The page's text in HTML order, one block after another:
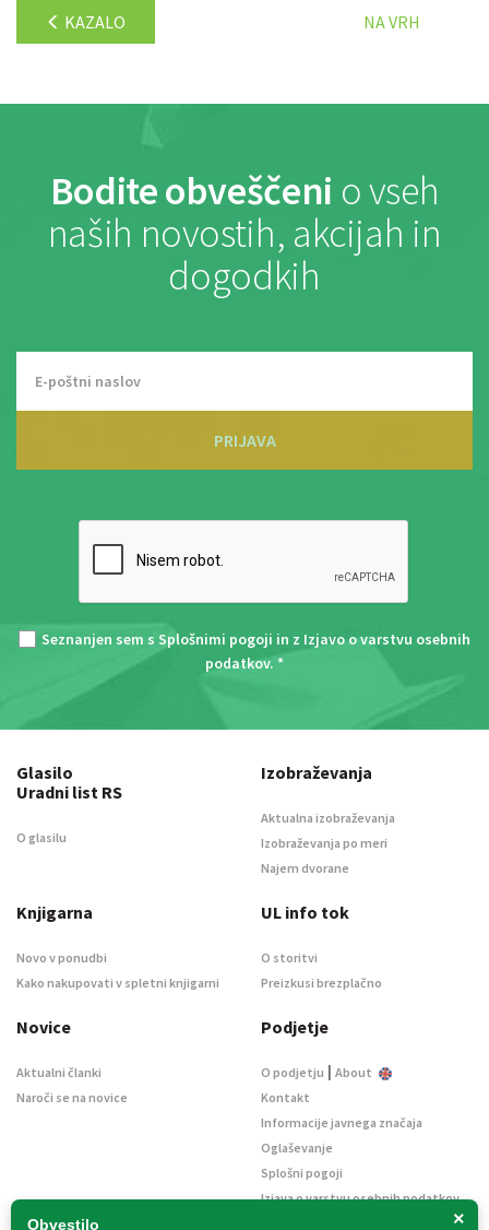
KAZALO NA VRH
Bodite obveščeni o vseh
naših novostih, akcijah in
dogodkih
PRIJAVA
Seznanjen sem s Splošnimi pogoji in z Izjavo o varstvu osebnih
podatkov. *
×
Obvestilo
Glasilo
Uradni list RS
O glasilu
Izobraževanja
Aktualna izobraževanja
Izobraževanja po meri
Najem dvorane
Knjigarna
Novo v ponudbi
Kako nakupovati v spletni knjigarni
UL info tok
O storitvi
Preizkusi brezplačno
Novice
Aktualni članki
Naroči se na novice
Podjetje
O podjetju | About
Kontakt
Informacije javnega značaja
Oglaševanje
Splošni pogoji
Izjava o varstvu osebnih podatkov